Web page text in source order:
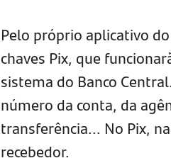
Pelo próprio aplicativo
chaves Pix, que
sistema do Banco
número da conta, da
transferência... No Pix,
recebedor.